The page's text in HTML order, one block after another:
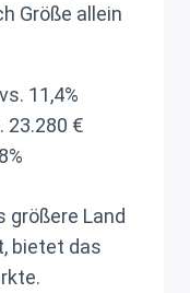
Größe allein
11,4%
23.280 €
größere Land
bietet das